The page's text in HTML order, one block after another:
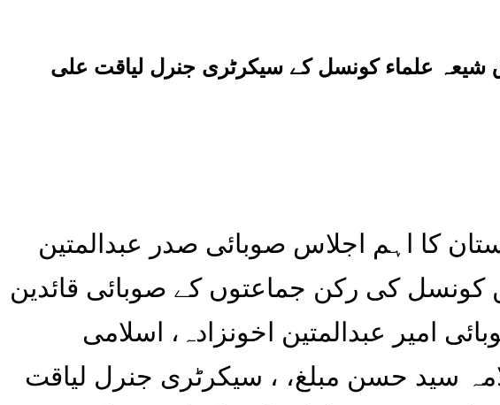
شیعہ علماء کونسل کے سیکرٹری جنرل لیاقت علی
کونسل کی رکن جماعتوں کے صوبائی قائدین
امیر عبدالمتین اخونزادہ، اسلامی
سید حسن مبلغ، ، سیکرٹری جنرل لیاقت